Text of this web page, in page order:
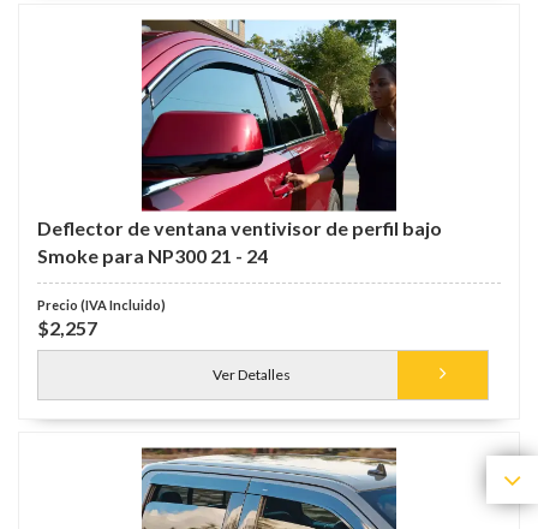
Deflector de ventana ventivisor de perfil bajo
Smoke para NP300 21 - 24
$2,257
Ver Detalles